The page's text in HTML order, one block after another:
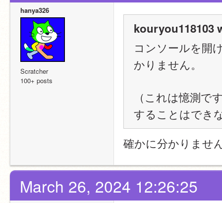
hanya326
Scratcher
100+ posts
kouryou118103
コンソールを開
かりません。
（これは憶測
することはでき
確かに分かりませ
March 26, 2024 12:26:25